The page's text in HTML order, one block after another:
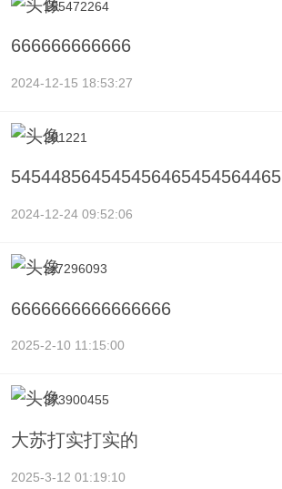
155472264
666666666666
2024-12-15 18:53:27
201221
545448564545456465454564465
2024-12-24 09:52:06
zz7296093
6666666666666666
2025-2-10 11:15:00
373900455
大苏打实打实的
2025-3-12 01:19:10